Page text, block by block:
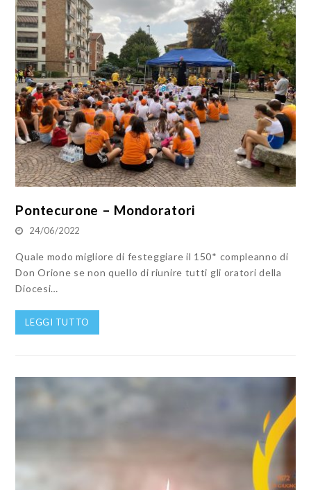
Pontecurone – Mondoratori
24/06/2022
Quale modo migliore di festeggiare il 150* compleanno di
Don Orione se non quello di riunire tutti gli oratori della
Diocesi…
LEGGI TUTTO